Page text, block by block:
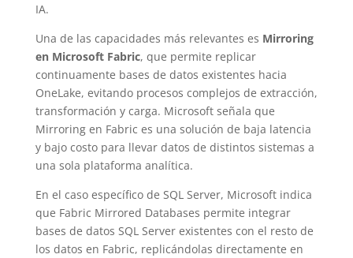
IA.
Una de las capacidades más relevantes es Mirroring
en Microsoft Fabric, que permite replicar
continuamente bases de datos existentes hacia
OneLake, evitando procesos complejos de extracción,
transformación y carga. Microsoft señala que
Mirroring en Fabric es una solución de baja latencia
y bajo costo para llevar datos de distintos sistemas a
una sola plataforma analítica.
En el caso específico de SQL Server, Microsoft indica
que Fabric Mirrored Databases permite integrar
bases de datos SQL Server existentes con el resto de
los datos en Fabric, replicándolas directamente en